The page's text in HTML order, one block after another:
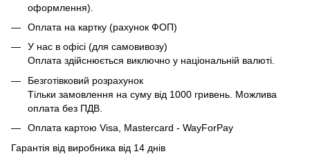
оформлення).
Оплата на картку (рахунок ФОП)
У нас в офісі (для самовивозу)
Оплата здійснюється виключно у національній валюті.
Безготівковий розрахунок
Тільки замовлення на суму від 1000 гривень. Можлива
оплата без ПДВ.
Оплата картою Visa, Mastercard - WayForPay
Гарантія від виробника від 14 днів